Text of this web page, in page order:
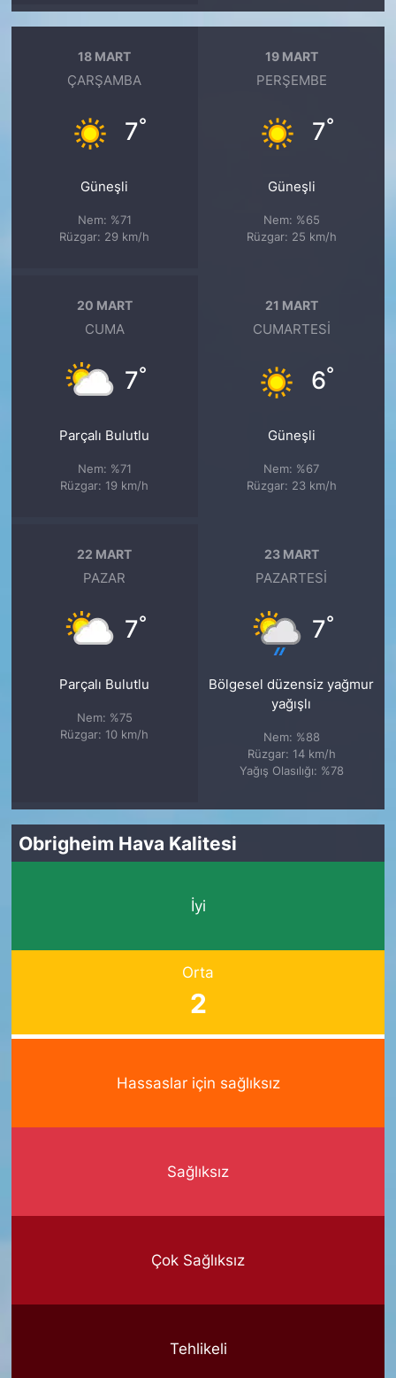
18 MART
ÇARŞAMBA
7°
Güneşli
Nem: %71
Rüzgar: 29 km/h
19 MART
PERŞEMBE
7°
Güneşli
Nem: %65
Rüzgar: 25 km/h
20 MART
CUMA
7°
Parçalı Bulutlu
Nem: %71
Rüzgar: 19 km/h
21 MART
CUMARTESI
6°
Güneşli
Nem: %67
Rüzgar: 23 km/h
22 MART
PAZAR
7°
Parçalı Bulutlu
Nem: %75
Rüzgar: 10 km/h
23 MART
PAZARTESI
7°
Bölgesel düzensiz yağmur
yağışlı
Nem: %88
Rüzgar: 14 km/h
Yağış Olasılığı: %78
Obrigheim Hava Kalitesi
İyi
Orta
2
Hassaslar için sağlıksız
Sağlıksız
Çok Sağlıksız
Tehlikeli